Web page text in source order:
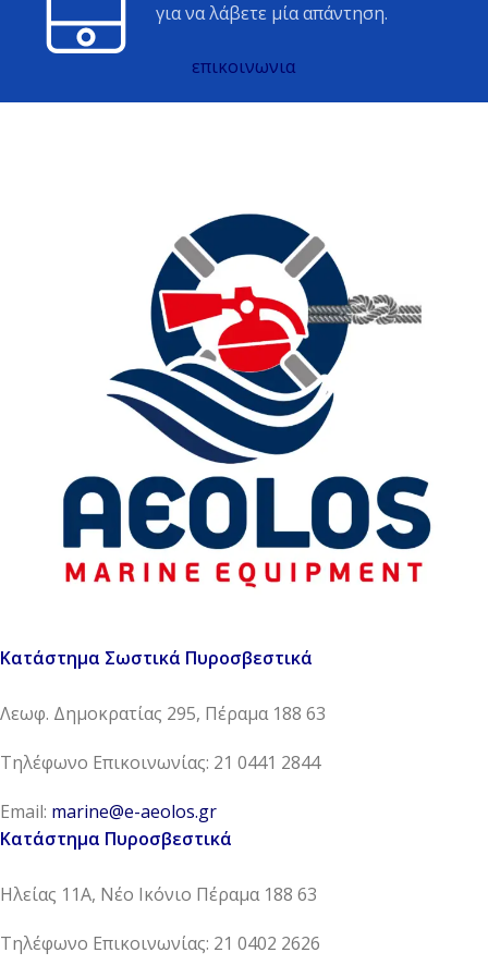
για να λάβετε μία απάντηση.
επικοινωνια
Κατάστημα Σωστικά Πυροσβεστικά
Λεωφ. Δημοκρατίας 295, Πέραμα 188 63
Τηλέφωνο Επικοινωνίας: 21 0441 2844
Email: marine@e-aeolos.gr
Κατάστημα Πυροσβεστικά
Ηλείας 11Α, Νέο Ικόνιο Πέραμα 188 63
Τηλέφωνο Επικοινωνίας: 21 0402 2626